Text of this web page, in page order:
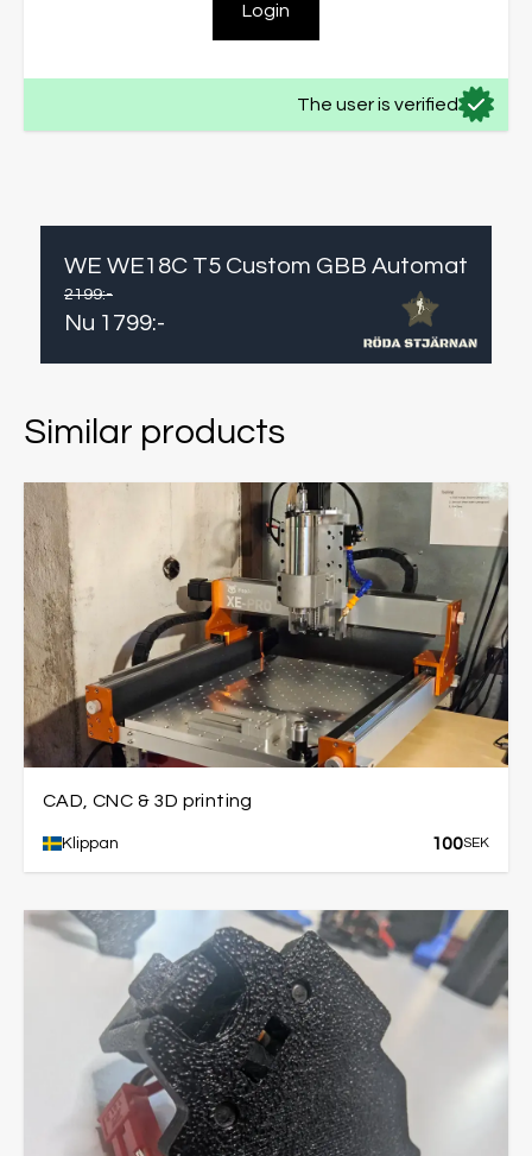
Login
The user is verified
WE WE18C T5 Custom GBB Automat
2199:-
Nu 1799:-
Similar products
CAD, CNC & 3D printing
Klippan 100SEK